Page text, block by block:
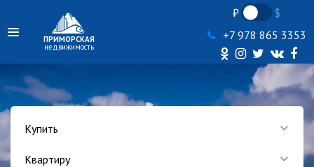
ПРИМОРСКАЯ
недвижимость
+7 978 865 3353
Купить
Квартиру